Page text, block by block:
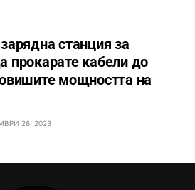
станция за
прокарате кабели до
мощността на
26, 2023